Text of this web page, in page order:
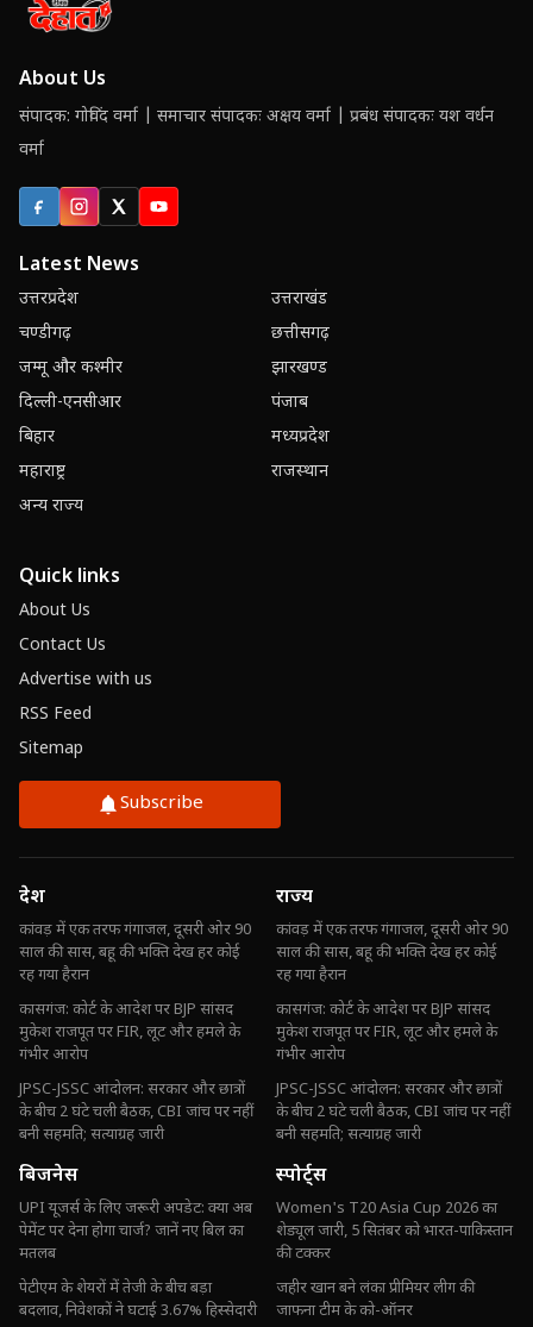
About Us
संपादक: गोविंद वर्मा | समाचार संपादकः अक्षय वर्मा | प्रबंध संपादकः यश वर्धन
वर्मा
FacebookInstagram
X (Twitter)
YouTube
Latest News
उत्तरप्रदेश
उत्तराखंड
चण्डीगढ़
छत्तीसगढ़
जम्मू और कश्मीर
झारखण्ड
दिल्ली-एनसीआर
पंजाब
बिहार
मध्यप्रदेश
महाराष्ट्र
राजस्थान
अन्य राज्य
Quick links
About Us
Contact Us
Advertise with us
RSS Feed
Sitemap
Subscribe
देश
कांवड़ में एक तरफ गंगाजल, दूसरी ओर 90
साल की सास, बहू की भक्ति देख हर कोई
रह गया हैरान
कासगंज: कोर्ट के आदेश पर BJP सांसद
मुकेश राजपूत पर FIR, लूट और हमले के
गंभीर आरोप
JPSC-JSSC आंदोलन: सरकार और छात्रों
के बीच 2 घंटे चली बैठक, CBI जांच पर नहीं
बनी सहमति; सत्याग्रह जारी
राज्य
कांवड़ में एक तरफ गंगाजल, दूसरी ओर 90
साल की सास, बहू की भक्ति देख हर कोई
रह गया हैरान
कासगंज: कोर्ट के आदेश पर BJP सांसद
मुकेश राजपूत पर FIR, लूट और हमले के
गंभीर आरोप
JPSC-JSSC आंदोलन: सरकार और छात्रों
के बीच 2 घंटे चली बैठक, CBI जांच पर नहीं
बनी सहमति; सत्याग्रह जारी
बिजनेस
UPI यूजर्स के लिए जरूरी अपडेट: क्या अब
पेमेंट पर देना होगा चार्ज? जानें नए बिल का
मतलब
पेटीएम के शेयरों में तेजी के बीच बड़ा
बदलाव, निवेशकों ने घटाई 3.67% हिस्सेदारी
स्पोर्ट्स
Women's T20 Asia Cup 2026 का
शेड्यूल जारी, 5 सितंबर को भारत-पाकिस्तान
की टक्कर
जहीर खान बने लंका प्रीमियर लीग की
जाफना टीम के को-ऑनर